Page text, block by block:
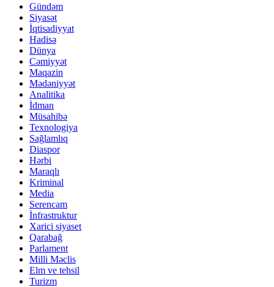
Gündəm
Siyasət
İqtisadiyyat
Hadisə
Dünya
Cəmiyyət
Maqazin
Mədəniyyət
Analitika
İdman
Müsahibə
Texnologiya
Sağlamlıq
Diaspor
Hərbi
Maraqlı
Kriminal
Media
Serencam
İnfrastruktur
Xarici siyaset
Qarabağ
Parlament
Milli Məclis
Elm ve tehsil
Turizm